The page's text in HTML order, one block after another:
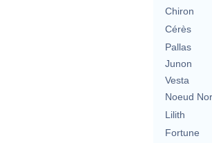
Chiron
Cérès
Pallas
Junon
Vesta
Noeud
Lilith
Fortune